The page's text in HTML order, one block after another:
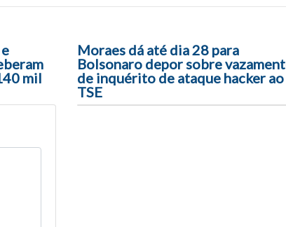
mil
Moraes dá até dia 28 para
Bolsonaro depor sobre
de inquérito de ataque hacker ao
TSE